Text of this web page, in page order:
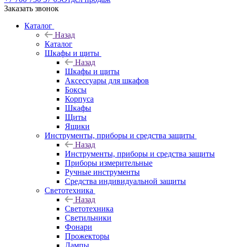
Заказать звонок
Каталог
Назад
Каталог
Шкафы и щиты
Назад
Шкафы и щиты
Аксессуары для шкафов
Боксы
Корпуса
Шкафы
Щиты
Ящики
Инструменты, приборы и средства защиты
Назад
Инструменты, приборы и средства защиты
Приборы измерительные
Ручные инструменты
Средства индивидуальной защиты
Светотехника
Назад
Светотехника
Светильники
Фонари
Прожекторы
Лампы